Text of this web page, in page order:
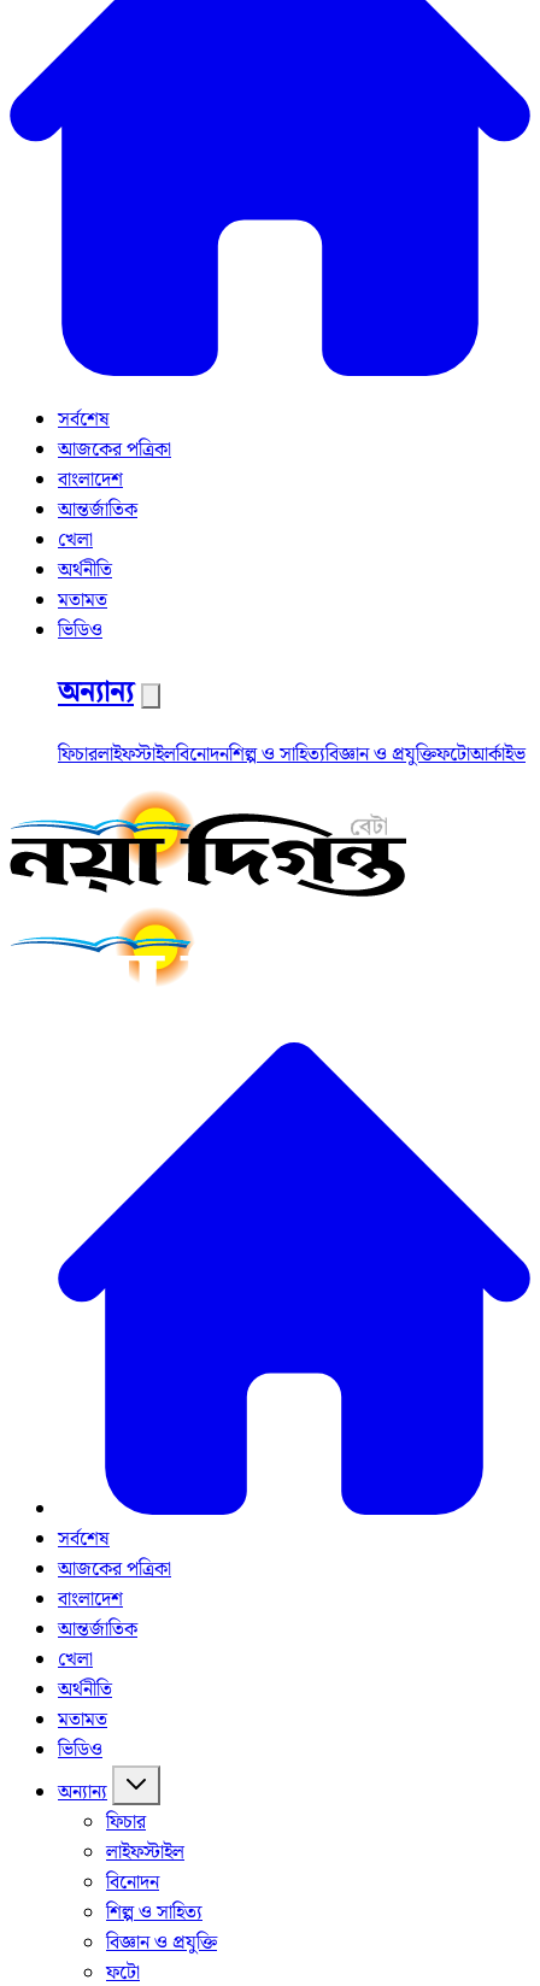
সর্বশেষ
আজকের পত্রিকা
বাংলাদেশ
আন্তর্জাতিক
খেলা
অর্থনীতি
মতামত
ভিডিও
অন্যান্য
ফিচারলাইফস্টাইলবিনোদনশিল্প ও সাহিত্যবিজ্ঞান ও প্রযুক্তিফটোআর্কাইভ
সর্বশেষ
আজকের পত্রিকা
বাংলাদেশ
আন্তর্জাতিক
খেলা
অর্থনীতি
মতামত
ভিডিও
অন্যান্য
ফিচার
লাইফস্টাইল
বিনোদন
শিল্প ও সাহিত্য
বিজ্ঞান ও প্রযুক্তি
ফটো